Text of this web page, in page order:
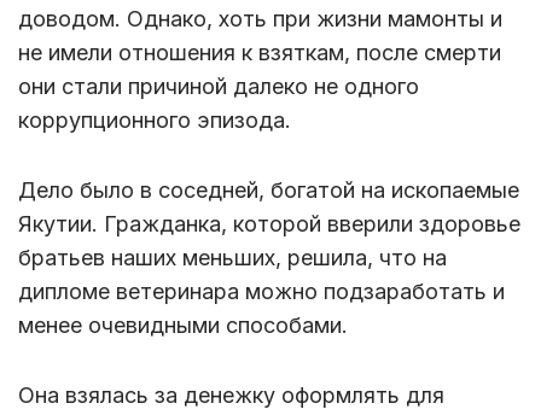
доводом. Однако, хоть при жизни мамонты и
не имели отношения к взяткам, после смерти
они стали причиной далеко не одного
коррупционного эпизода.
Дело было в соседней, богатой на ископаемые
Якутии. Гражданка, которой вверили здоровье
братьев наших меньших, решила, что на
дипломе ветеринара можно подзаработать и
менее очевидными способами.
Она взялась за денежку оформлять для